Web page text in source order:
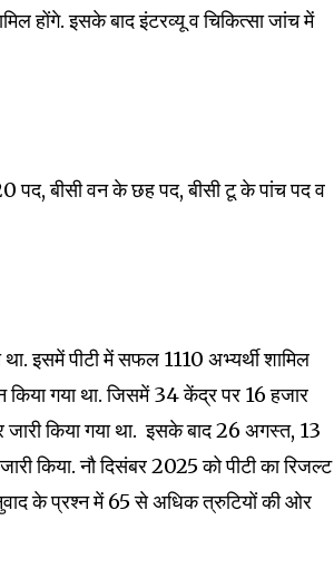
Followers
होंगे. इसके बाद इंटरव्यू व चिकित्सा जांच में
बीसी वन के छह पद, बीसी टू के पांच पद व
इसमें पीटी में सफल 1110 अभ्यर्थी शामिल
किया गया था. जिसमें 34 केंद्र पर 16 हजार
जारी किया गया था. इसके बाद 26 अगस्त, 13
किया. नौ दिसंबर 2025 को पीटी का रिजल्ट
के प्रश्न में 65 से अधिक त्रुटियों की ओर